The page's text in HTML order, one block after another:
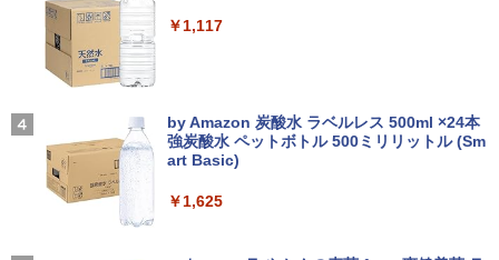
【中古】 Apple MacBook Air 2020 M1
￥86,000
￥13,800
アイオーデータ｜I-O DATA 液晶ディスプ
書籍】[ 戸野タエ ]
￥792
￥14,990
レスイヤホン bluetooth イヤホン V12 小型
軽量 ブルートゥースHi-Fi 最大36時間再生 ぶ
るーとゅーす コードレス ENCノイズキャン
付き 防水 タッチ式音量調整 スポーツ/通勤/通
￥250
￥1,117
by Amazon 炭酸水 ラベルレス 500ml ×24本
強炭酸水 ペットボトル 500ミリリットル (Sm
art Basic)
￥1,625